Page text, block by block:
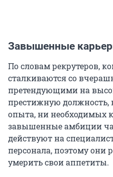
Завышенные
По словам рекрутеров,
сталкиваются со
претендующими на
престижную должность,
опыта, ни необходимых
завышенные амбиции
действуют на
персонала, поэтому они
умерить свои аппетиты.